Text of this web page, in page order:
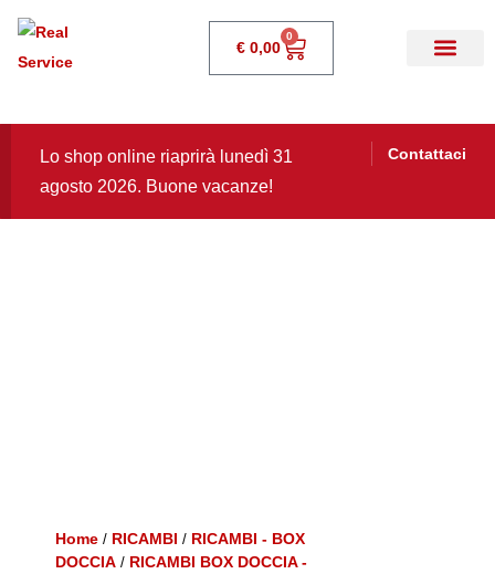
€ 0,00
0
Contattaci
Lo shop online riaprirà lunedì 31
agosto 2026. Buone vacanze!
Home / RICAMBI / RICAMBI - BOX
DOCCIA / RICAMBI BOX DOCCIA -